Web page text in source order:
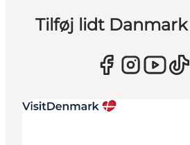
Tilføj lidt